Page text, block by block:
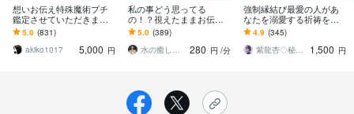
想いお伝え特殊魔術プチ
鑑定させていただきます
特殊魔術メインプチ鑑
定、特殊魔術メインご希
望の方にお勧めです
5.0 (831)
akiko1017
5,000 円
私の事どう思ってる
の！？視えたままお伝え
します 潜在意識・魂の声
を読み解き、お相手の本
音を明かします
5.0 (389)
水の癒し手 魂の救済 Aqua Ray
280 円 /分
強制縁結び最愛の人があ
なたを溺愛する祈祷を行
います 最愛の人に追われ
たい方のみ。片想い•相手
の気持ちを知りたい方
4.9 (345)
紫龍杏◇秘伝の縁結び祈祷師
1,500 円